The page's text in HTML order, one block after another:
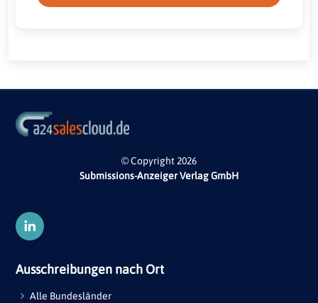
© Copyright 2026
Submissions-Anzeiger Verlag GmbH
Ausschreibungen nach Ort
Alle Bundesländer